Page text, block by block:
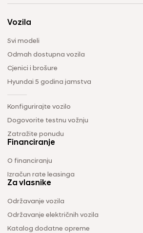
Vozila
Svi modeli
Odmah dostupna vozila
Cjenici i brošure
Hyundai 5 godina jamstva
Konfigurirajte vozilo
Dogovorite testnu vožnju
Zatražite ponudu
Financiranje
O financiranju
Izračun rate leasinga
Za vlasnike
Održavanje vozila
Održavanje električnih vozila
Katalog dodatne opreme